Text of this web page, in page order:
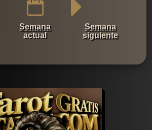
Semana
actual
Semana
siguiente